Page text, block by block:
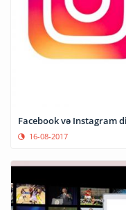
Facebook və Instagram
16-08-2017